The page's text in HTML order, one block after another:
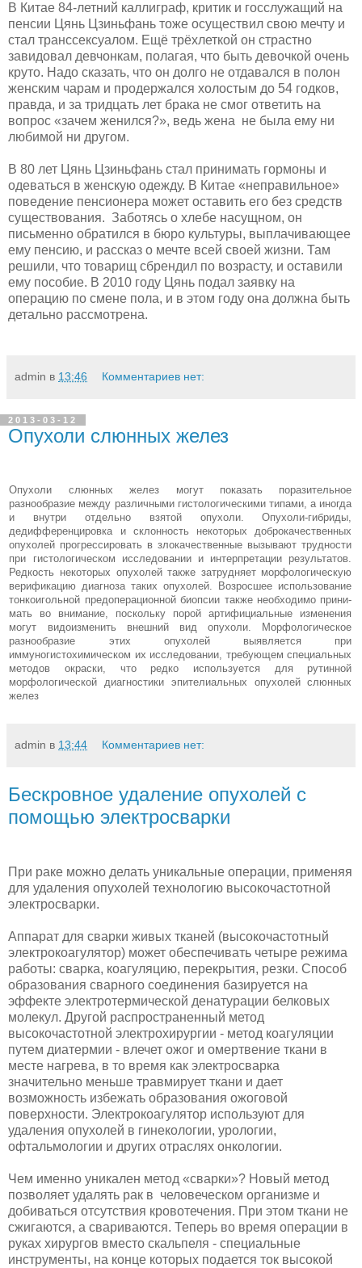
В Китае 84-летний каллиграф, критик и госслужащий на
пенсии Цянь Цзиньфань тоже осуществил свою мечту и
стал транссексуалом. Ещё трёхлеткой он страстно
завидовал девчонкам, полагая, что быть девочкой очень
круто. Надо сказать, что он долго не отдавался в полон
женским чарам и продержался холостым до 54 годков,
правда, и за тридцать лет брака не смог ответить на
вопрос «зачем женился?», ведь жена не была ему ни
любимой ни другом.
В 80 лет Цянь Цзиньфань стал принимать гормоны и
одеваться в женскую одежду. В Китае «неправильное»
поведение пенсионера может оставить его без средств
существования. Заботясь о хлебе насущном, он
письменно обратился в бюро культуры, выплачивающее
ему пенсию, и рассказ о мечте всей своей жизни. Там
решили, что товарищ сбрендил по возрасту, и оставили
ему пособие. В 2010 году Цянь подал заявку на
операцию по смене пола, и в этом году она должна быть
детально рассмотрена.
admin в 13:46 Комментариев нет:
2013-03-12
Опухоли слюнных желез
Опухоли слюнных желез могут показать пораз­ительное
разнообразие между раз­личными гистологическими типами, а иногда
и внутри отдельно взятой опу­холи. Опухоли-гибриды,
дедифференцировка и склонность некоторых доброкачественных
опухолей про­грессировать в злокачественные вы­зывают трудности
при гистологиче­ском исследовании и интерпретации результатов.
Редкость некоторых опу­холей также затрудняет морфологи­ческую
верификацию диагноза таких опухолей. Возросшее использование
тонкоигольной предоперационной биопсии также необходимо прини­
мать во внимание, поскольку порой артифициальные изменения
могут видоизменить внешний вид опухо­ли. Морфологическое
разнообразие этих опухолей выявляется при
иммуногистохимическом их исследовании, требующем специальных
методов окраски, что редко используется для рутинной
морфологической диагно­стики эпителиальных опухолей слюнных
желез
admin в 13:44 Комментариев нет:
Бескровное удаление опухолей с
помощью электросварки
При раке можно делать уникальные операции, применяя
для удаления опухолей технологию высокочастотной
электросварки.
Аппарат для сварки живых тканей (высокочастотный
электрокоагулятор) может обеспечивать четыре режима
работы: сварка, коагуляцию, перекрытия, резки. Способ
образования сварного соединения базируется на
эффекте электротермической денатурации белковых
молекул. Другой распространенный метод
высокочастотной электрохирургии - метод коагуляции
путем диатермии - влечет ожог и омертвение ткани в
месте нагрева, в то время как электросварка
значительно меньше травмирует ткани и дает
возможность избежать образования ожоговой
поверхности. Электрокоагулятор используют для
удаления опухолей в гинекологии, урологии,
офтальмологии и других отраслях онкологии.
Чем именно уникален метод «сварки»? Новый метод
позволяет удалять рак в человеческом организме и
добиваться отсутствия кровотечения. При этом ткани не
сжигаются, а свариваются. Теперь во время операции в
руках хирургов вместо скальпеля - специальные
инструменты, на конце которых подается ток высокой